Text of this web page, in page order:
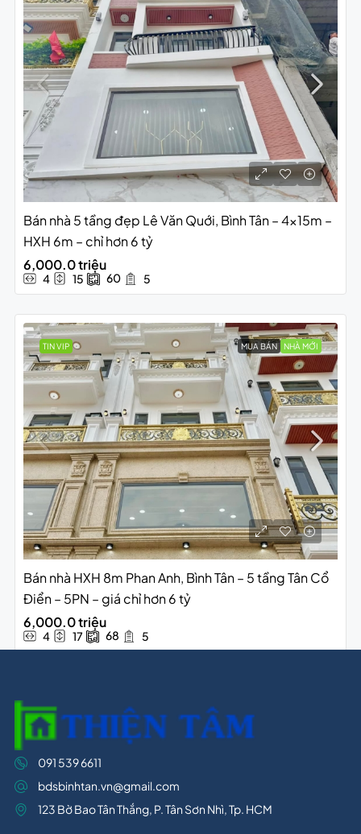
Bán nhà 5 tầng đẹp Lê Văn Quới, Bình Tân – 4x15m –
HXH 6m – chỉ hơn 6 tỷ
6,000.0 triệu
4 15 60 5
TIN VIP MUA BÁN NHÀ MỚI
Bán nhà HXH 8m Phan Anh, Bình Tân – 5 tầng Tân Cổ
Điển – 5PN – giá chỉ hơn 6 tỷ
6,000.0 triệu
4 17 68 5
091 539 6611
bdsbinhtan.vn@gmail.com
123 Bờ Bao Tân Thắng, P. Tân Sơn Nhì, Tp. HCM